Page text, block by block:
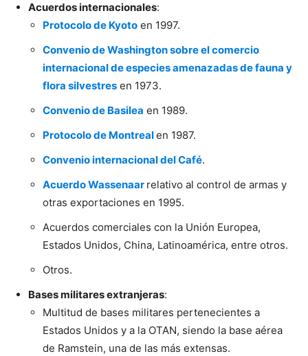
Acuerdos internacionales:
Protocolo de Kyoto en 1997.
Convenio de Washington sobre el comercio
internacional de especies amenazadas de fauna y
flora silvestres en 1973.
Convenio de Basilea en 1989.
Protocolo de Montrealen 1987.
Convenio internacional del Café.
Acuerdo Wassenaar relativo al control de armas y
otras exportaciones en 1995.
Acuerdos comerciales con la Unión Europea,
Estados Unidos, China, Latinoamérica, entre otros.
Otros.
Bases militares extranjeras:
Multitud de bases militares pertenecientes a
Estados Unidos y a la OTAN, siendo la base aérea
de Ramstein, una de las más extensas.